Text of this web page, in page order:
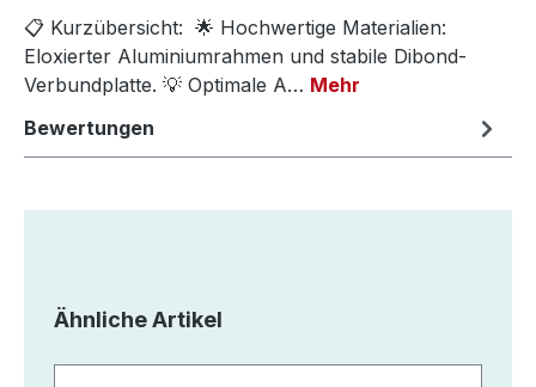
📋 Kurzübersicht: 🌟 Hochwertige Materialien:
Eloxierter Aluminiumrahmen und stabile Dibond-
Verbundplatte. 💡 Optimale A… Mehr
Bewertungen
Produktgalerie überspringen
Ähnliche Artikel